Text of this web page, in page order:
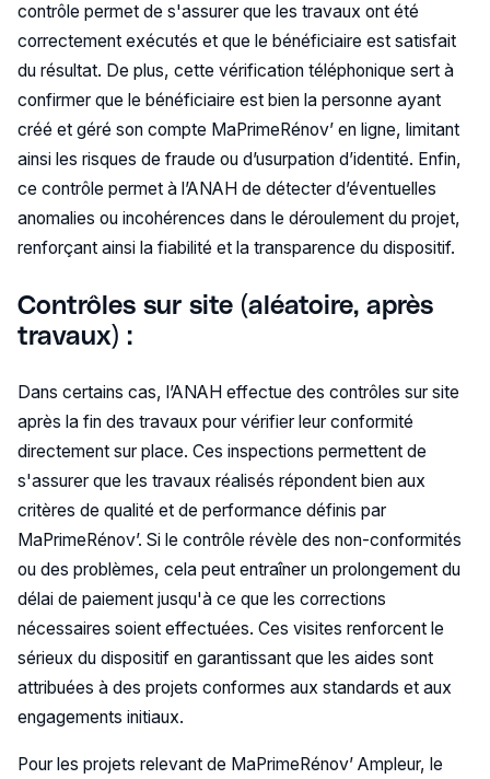
contrôle permet de s'assurer que les travaux ont été
correctement exécutés et que le bénéficiaire est satisfait
du résultat. De plus, cette vérification téléphonique sert à
confirmer que le bénéficiaire est bien la personne ayant
créé et géré son compte MaPrimeRénov’ en ligne, limitant
ainsi les risques de fraude ou d’usurpation d’identité. Enfin,
ce contrôle permet à l’ANAH de détecter d’éventuelles
anomalies ou incohérences dans le déroulement du projet,
renforçant ainsi la fiabilité et la transparence du dispositif.
Contrôles sur site (aléatoire, après
travaux) :
Dans certains cas, l’ANAH effectue des contrôles sur site
après la fin des travaux pour vérifier leur conformité
directement sur place. Ces inspections permettent de
s'assurer que les travaux réalisés répondent bien aux
critères de qualité et de performance définis par
MaPrimeRénov’. Si le contrôle révèle des non-conformités
ou des problèmes, cela peut entraîner un prolongement du
délai de paiement jusqu'à ce que les corrections
nécessaires soient effectuées. Ces visites renforcent le
sérieux du dispositif en garantissant que les aides sont
attribuées à des projets conformes aux standards et aux
engagements initiaux.
Pour les projets relevant de MaPrimeRénov’ Ampleur, le